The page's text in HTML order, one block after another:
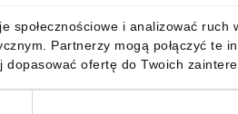
i analizować
Partnerzy mogą połączyć te
ofertę do Twoich
5586150
26,96 złbrutto